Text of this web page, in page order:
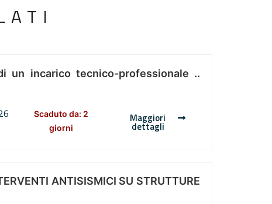
un incarico tecnico-professionale ..
Scaduto da: 2
giorni
Maggiori
dettagli
ANTISISMICI SU STRUTTURE